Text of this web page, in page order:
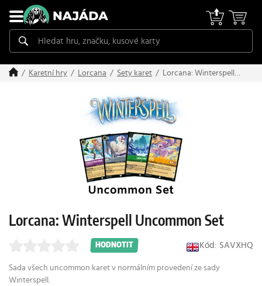
Karetní hry Lorcana Sety karet
Lorcana: Winterspell
Lorcana: Winterspell Uncommon Set
HODNOTIT Kód: SAVXHQ
Sada všech uncommon karet v normálním provedení ze sady
Winterspell.